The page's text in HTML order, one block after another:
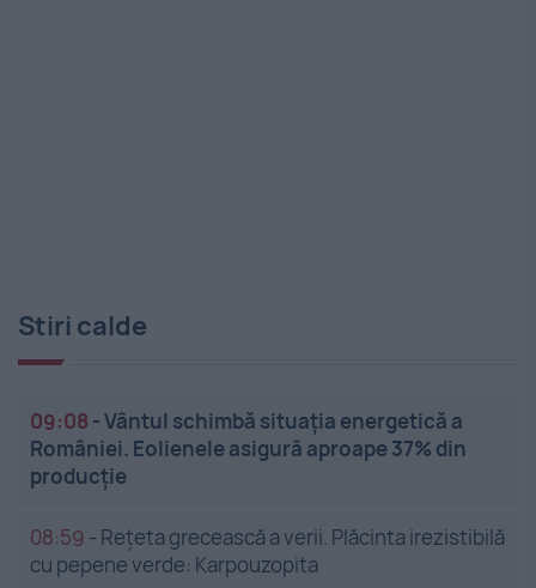
Stiri calde
09:08 -Vântul schimbă situația energetică a
României. Eolienele asigură aproape 37% din
producție
08:59 - Rețeta grecească a verii. Plăcinta irezistibilă
cu pepene verde: Karpouzopita